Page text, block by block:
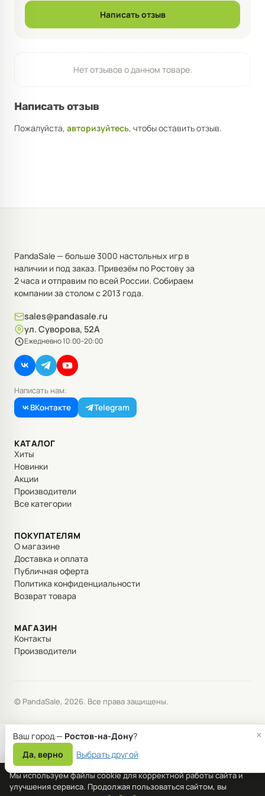
Написать отзыв
Нет отзывов о данном товаре.
Написать отзыв
Пожалуйста, авторизуйтесь, чтобы оставить отзыв.
PandaSale — больше 3000 настольных игр в
наличии и под заказ. Привезём по Ростову за
2 часа и отправим по всей России. Собираем
компании за столом с 2013 года.
sales@pandasale.ru
ул. Суворова, 52А
Ежедневно 10:00–20:00
Написать нам:
ВКонтакте
Telegram
КАТАЛОГ
Хиты
Новинки
Акции
Производители
Все категории
ПОКУПАТЕЛЯМ
О магазине
Доставка и оплата
Публичная оферта
Политика конфиденциальности
Возврат товара
МАГАЗИН
Контакты
Производители
© PandaSale, 2026. Все права защищены.
Мы используем файлы cookie для корректной работы сайта и
улучшения сервиса. Продолжая пользоваться сайтом, вы
Ваш город — Ростов-на-Дону?
Да, верно
Выбрать другой
×